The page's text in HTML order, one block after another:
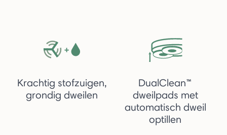
Krachtig stofzuigen,
grondig dweilen
DualClean™
dweilpads met
automatisch dweil
optillen